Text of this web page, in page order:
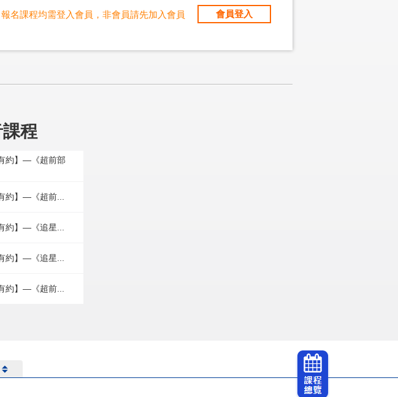
會員登入
報名課程均需登入會員，非會員請先加入會員
程
約】—《超前部
約】—《超前...
約】—《追星...
約】—《追星...
約】—《超前...